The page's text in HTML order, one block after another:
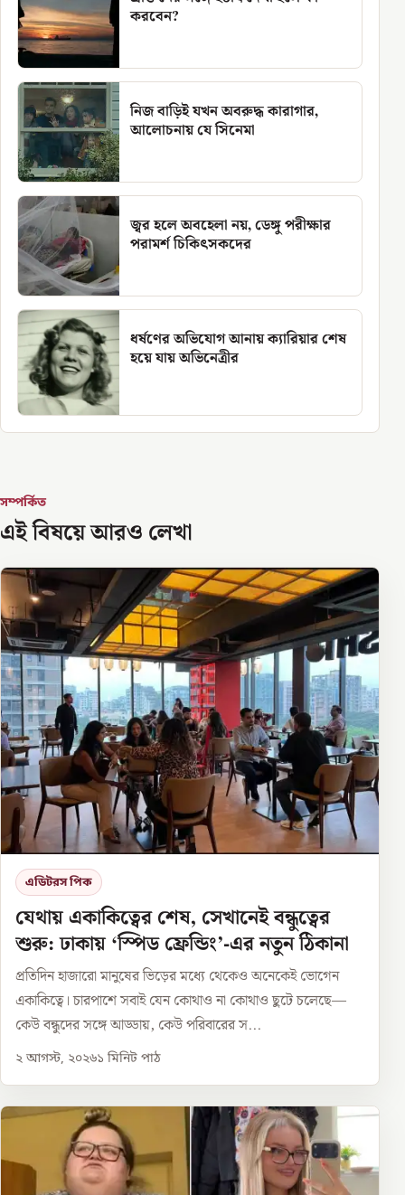
করবেন?
নিজ বাড়িই যখন অবরুদ্ধ কারাগার,
আলোচনায় যে সিনেমা
জ্বর হলে অবহেলা নয়, ডেঙ্গু পরীক্ষার
পরামর্শ চিকিৎসকদের
ধর্ষণের অভিযোগ আনায় ক্যারিয়ার শেষ
হয়ে যায় অভিনেত্রীর
সম্পর্কিত
এই বিষয়ে আরও লেখা
এডিটরস পিক
যেথায় একাকিত্বের শেষ, সেখানেই বন্ধুত্বের
শুরু: ঢাকায় ‘স্পিড ফ্রেন্ডিং’-এর নতুন ঠিকানা
প্রতিদিন হাজারো মানুষের ভিড়ের মধ্যে থেকেও অনেকেই ভোগেন
একাকিত্বে। চারপাশে সবাই যেন কোথাও না কোথাও ছুটে চলেছে—
কেউ বন্ধুদের সঙ্গে আড্ডায়, কেউ পরিবারের স...
২ আগস্ট, ২০২৬১ মিনিট পাঠ